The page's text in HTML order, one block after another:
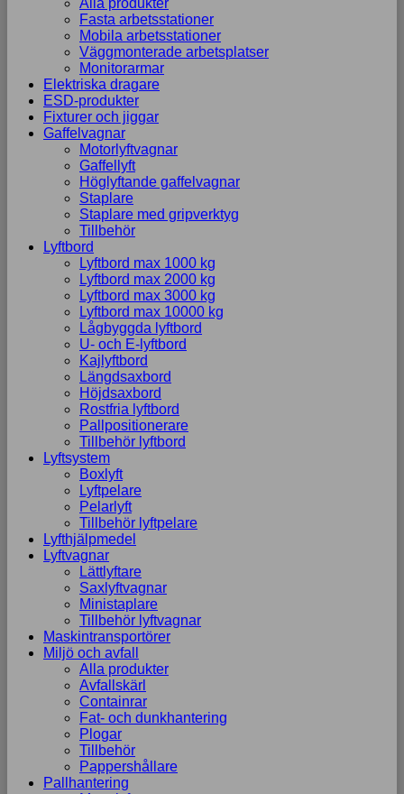
Alla produkter
Fasta arbetsstationer
Mobila arbetsstationer
Väggmonterade arbetsplatser
Monitorarmar
Elektriska dragare
ESD-produkter
Fixturer och jiggar
Gaffelvagnar
Motorlyftvagnar
Gaffellyft
Höglyftande gaffelvagnar
Staplare
Staplare med gripverktyg
Tillbehör
Lyftbord
Lyftbord max 1000 kg
Lyftbord max 2000 kg
Lyftbord max 3000 kg
Lyftbord max 10000 kg
Lågbyggda lyftbord
U- och E-lyftbord
Kajlyftbord
Längdsaxbord
Höjdsaxbord
Rostfria lyftbord
Pallpositionerare
Tillbehör lyftbord
Lyftsystem
Boxlyft
Lyftpelare
Pelarlyft
Tillbehör lyftpelare
Lyfthjälpmedel
Lyftvagnar
Lättlyftare
Saxlyftvagnar
Ministaplare
Tillbehör lyftvagnar
Maskintransportörer
Miljö och avfall
Alla produkter
Avfallskärl
Containrar
Fat- och dunkhantering
Plogar
Tillbehör
Pappershållare
Pallhantering